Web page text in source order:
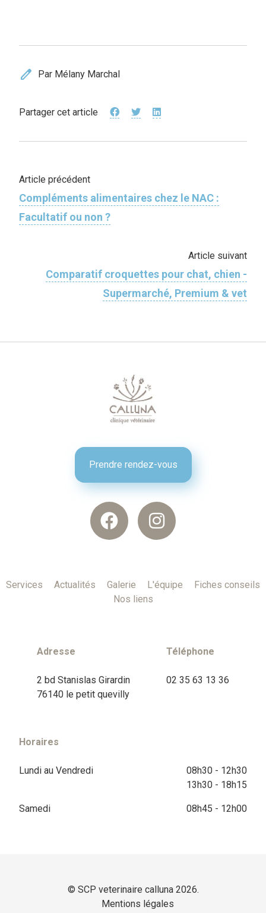
edit Par Mélany Marchal
Partager cet article
Article précédent
Compléments alimentaires chez le NAC :
Facultatif ou non ?
Article suivant
Comparatif croquettes pour chat, chien -
Supermarché, Premium & vet
Prendre rendez-vous
Services Actualités Galerie L'équipe
Fiches conseils
Nos liens
Adresse
2 bd Stanislas Girardin
76140 le petit quevilly
Téléphone
02 35 63 13 36
Horaires
Lundi au Vendredi
08h30 - 12h30
13h30 - 18h15
Samedi 08h45 - 12h00
© SCP veterinaire calluna 2026.
Mentions légales